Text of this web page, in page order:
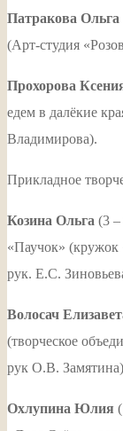
Патракова Ольга
(Арт-студия
Прохорова
едем в далёкие
Владимирова).
Прикладное
Козина Ольга (3
«Паучок» (кружок
рук. Е.С.
Волосач
(творческое
рук О.В.
Охлупина Юлия